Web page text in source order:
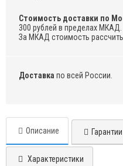
Стоимость доставки по
300 рублей в пределах МКАД.
За МКАД стоимость
Доставка по всей России.
Описание Гарантии
Характеристики